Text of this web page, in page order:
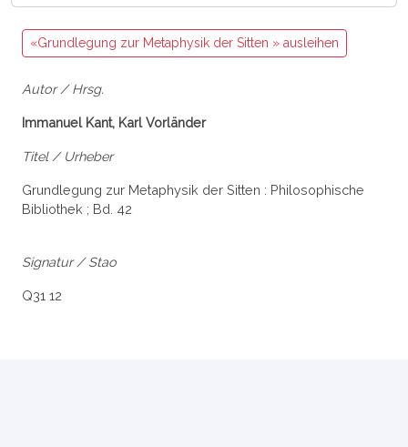
«Grundlegung zur Metaphysik der Sitten » ausleihen
Autor / Hrsg.
Immanuel Kant, Karl Vorländer
Titel / Urheber
Grundlegung zur Metaphysik der Sitten : Philosophische
Bibliothek ; Bd. 42
Signatur / Stao
Q31 12